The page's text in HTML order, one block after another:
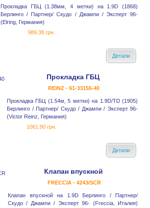
Прокладка ГБЦ (1.38мм, 4 метки) на 1.9D (1868)
Берлинго / Партнер/ Скудо / Джампи / Эксперт 96-
(Elring, Германия)
989.38 грн.
Детали
Прокладка ГБЦ
REINZ - 61-33155-40
Прокладка ГБЦ (1.54м, 5 метки) на 1.9D/TD (1905)
Берлинго / Партнер/ Скудо / Джампи / Эксперт 96-
(Victor Reinz, Германия)
1061.90 грн.
Детали
Клапан впускной
FRECCIA - 4243/SCR
Клапан впускной на 1.9D Берлинго / Партнер/
Скудо / Джампи / Эксперт 96- (Freccia, Италия)